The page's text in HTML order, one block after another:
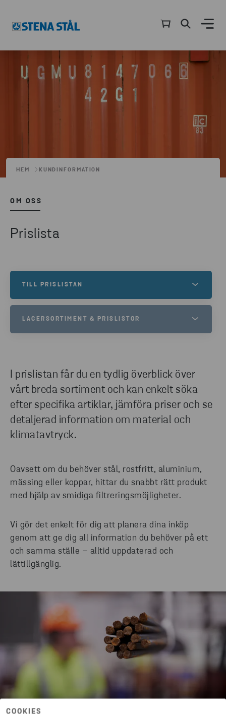
COOKIES
HEM KUNDINFORMATION
OM OSS
Prislista
I prislistan får du en tydlig överblick över
vårt breda sortiment och kan enkelt söka
efter specifika artiklar, jämföra priser och se
detaljerad information om material och
klimatavtryck.
Oavsett om du behöver stål, rostfritt, aluminium,
mässing eller koppar, hittar du snabbt rätt produkt
med hjälp av smidiga filtreringsmöjligheter.
Vi gör det enkelt för dig att planera dina inköp
genom att ge dig all information du behöver på ett
och samma ställe – alltid uppdaterad och
lättillgänglig.
TILL PRISLISTAN
SE PRIS & MATERIAL
LAGERSORTIMENT & PRISLISTOR
LADDA NER
STENA STÅLS PRISLISTA (EXCEL)